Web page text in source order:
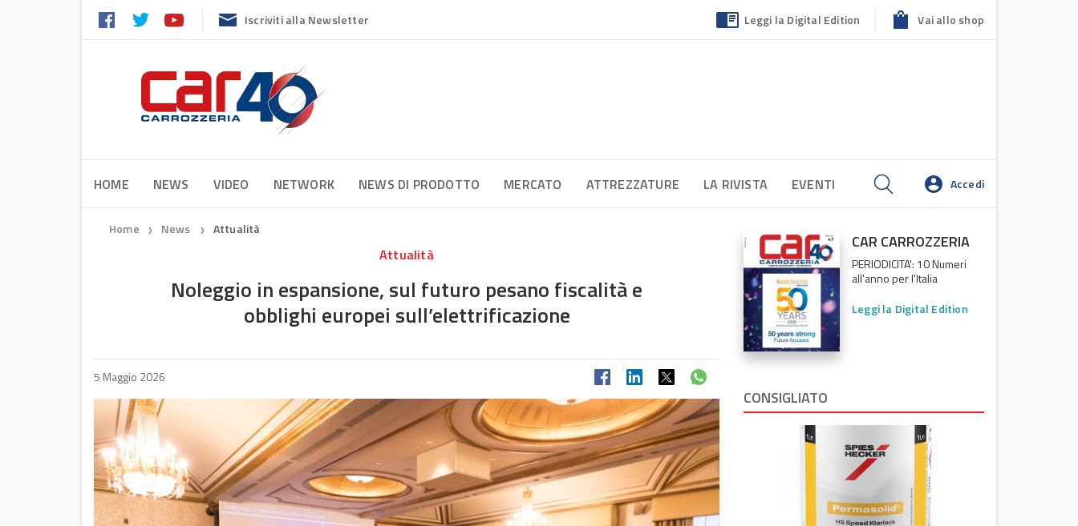
Iscriviti alla Newsletter Leggi la Digital Edition Vai allo shop
HOME NEWS VIDEO NETWORK NEWS DI PRODOTTO MERCATO ATTREZZATURE LA RIVISTA EVENTI Accedi
Home ❯ News ❯ Attualità
Attualità
Noleggio in espansione, sul futuro pesano fiscalità e
obblighi europei sull’elettrificazione
5 Maggio 2026
CAR CARROZZERIA
PERIODICITA': 10 Numeri
all'anno per l'Italia
Leggi la Digital Edition
CONSIGLIATO